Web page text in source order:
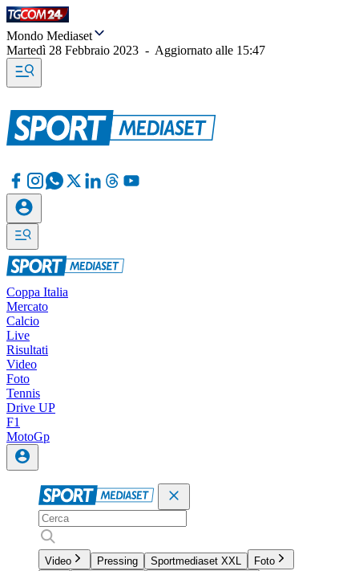
Mondo Mediaset
Martedì 28 Febbraio 2023 - Aggiornato alle 15:47
Coppa Italia
Mercato
Calcio
Live
Risultati
Video
Foto
Tennis
Drive UP
F1
MotoGp
Video Pressing Sportmediaset XXL
Foto